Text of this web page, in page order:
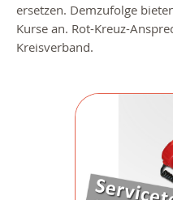
ersetzen. Demzufolge
Kurse an. Rot-Kreuz-
Kreisverband.